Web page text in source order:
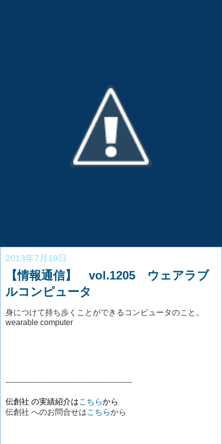
2013年7月19日
【情報通信】 vol.1205 ウェアラブ
ルコンピュータ
身につけて持ち歩くことができるコンピュータのこと。
wearable computer
---------------------------------------------------
伝創社 の実績紹介はこちらから
伝創社 へのお問合せはこちらから